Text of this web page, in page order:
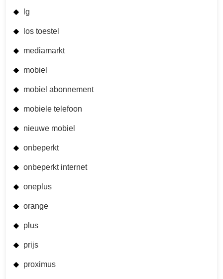
lg
los toestel
mediamarkt
mobiel
mobiel abonnement
mobiele telefoon
nieuwe mobiel
onbeperkt
onbeperkt internet
oneplus
orange
plus
prijs
proximus